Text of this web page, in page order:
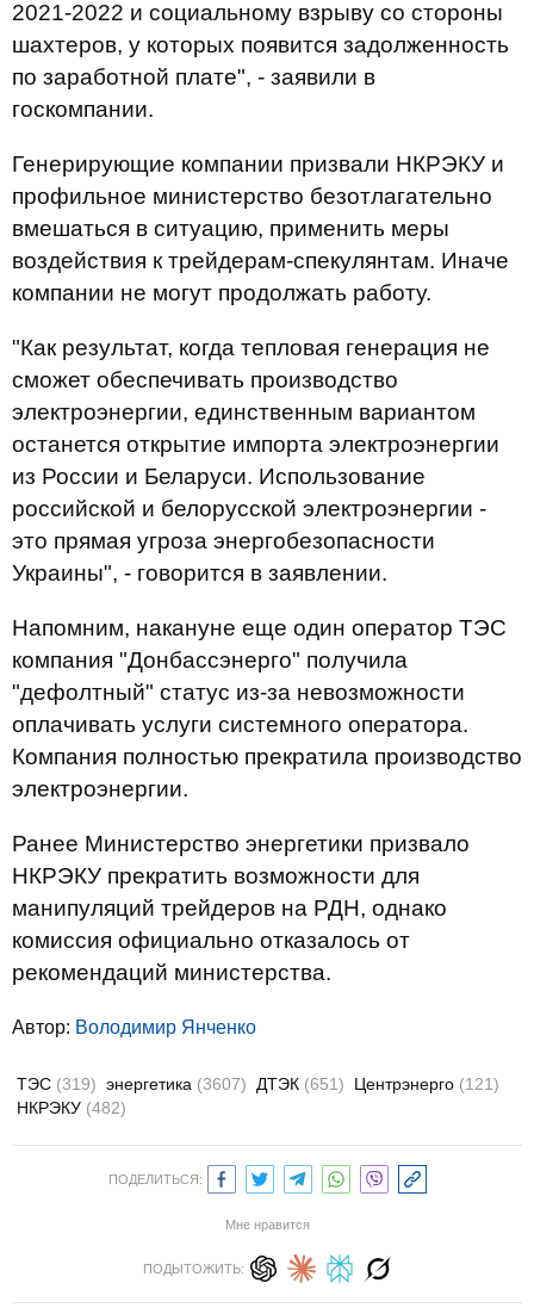
2021-2022 и социальному взрыву со стороны
шахтеров, у которых появится задолженность
по заработной плате", - заявили в
госкомпании.
Генерирующие компании призвали НКРЭКУ и
профильное министерство безотлагательно
вмешаться в ситуацию, применить меры
воздействия к трейдерам-спекулянтам. Иначе
компании не могут продолжать работу.
"Как результат, когда тепловая генерация не
сможет обеспечивать производство
электроэнергии, единственным вариантом
останется открытие импорта электроэнергии
из России и Беларуси. Использование
российской и белорусской электроэнергии -
это прямая угроза энергобезопасности
Украины", - говорится в заявлении.
Напомним, накануне еще один оператор ТЭС
компания "Донбассэнерго" получила
"дефолтный" статус из-за невозможности
оплачивать услуги системного оператора.
Компания полностью прекратила производство
электроэнергии.
Ранее Министерство энергетики призвало
НКРЭКУ прекратить возможности для
манипуляций трейдеров на РДН, однако
комиссия официально отказалось от
рекомендаций министерства.
Автор: Володимир Янченко
ТЭС (319) энергетика (3607) ДТЭК (651) Центрэнерго (121)
НКРЭКУ (482)
ПОДЕЛИТЬСЯ:
Мне нравится
ПОДЫТОЖИТЬ: